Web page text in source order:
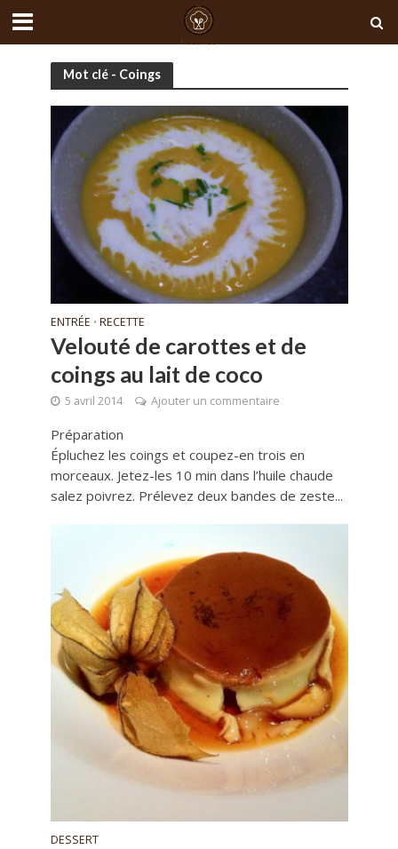
Mot clé - Coings
ENTRÉE • RECETTE
Velouté de carottes et de
coings au lait de coco
5 avril 2014 Ajouter un commentaire
Préparation
Épluchez les coings et coupez-en trois en
morceaux. Jetez-les 10 min dans l’huile chaude
salez poivrez. Prélevez deux bandes de zeste...
DESSERT